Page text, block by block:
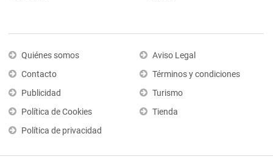
Quiénes somos
Contacto
Publicidad
Política de Cookies
Política de privacidad
Aviso Legal
Términos y condiciones
Turismo
Tienda